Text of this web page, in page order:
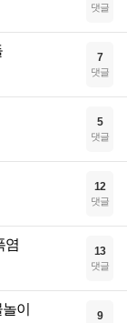
댓글
7
댓글
5
댓글
12
댓글
염 13
댓글
이 9